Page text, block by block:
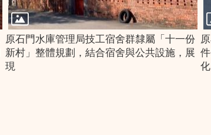
原石門水庫管理局技工宿舍群隸屬「十一份
新村」整體規劃，結合宿舍與公共設施，展
現
化